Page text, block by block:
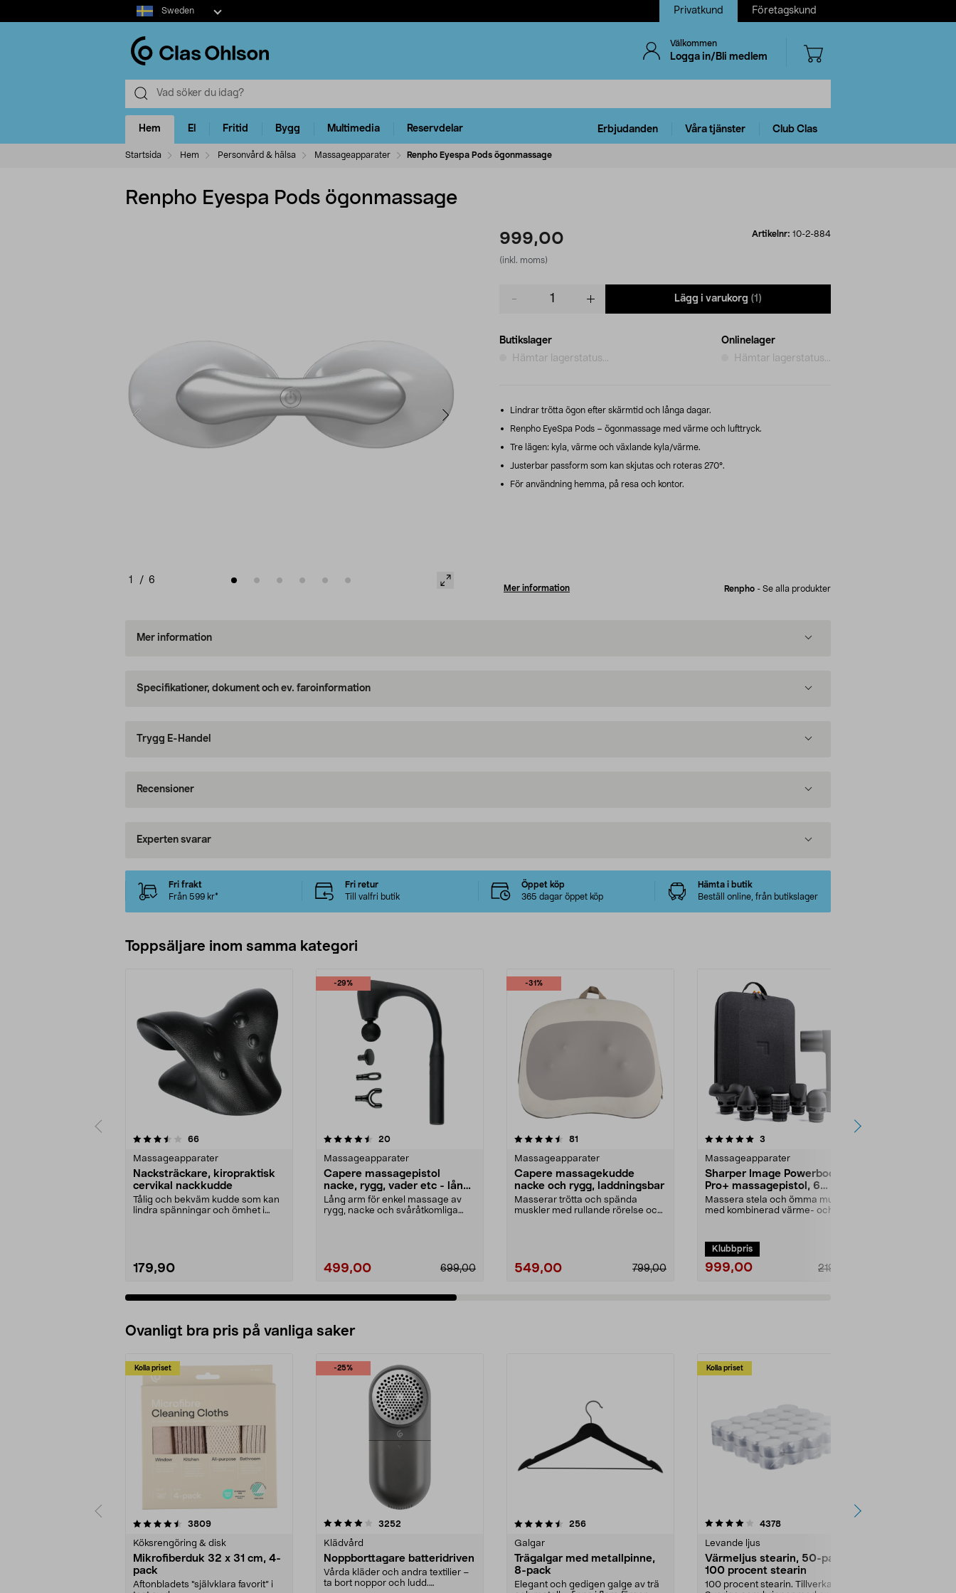
Select
market
Sweden Privatkund Företagskund
Välkommen
Logga in/Bli medlem
Hem El Fritid Bygg Multimedia Reservdelar Erbjudanden Våra tjänster Club Clas
Startsida Hem Personvård & hälsa Massageapparater Renpho Eyespa Pods ögonmassage
Renpho Eyespa Pods ögonmassage
1 / 6
999,00
(inkl. moms)
Artikelnr: 10-2-884
Lägg i varukorg (1)
Butikslager
Hämtar lagerstatus...
Onlinelager
Hämtar lagerstatus...
Lindrar trötta ögon efter skärmtid och långa dagar.
Renpho EyeSpa Pods – ögonmassage med värme och lufttryck.
Tre lägen: kyla, värme och växlande kyla/värme.
Justerbar passform som kan skjutas och roteras 270°.
För användning hemma, på resa och kontor.
Mer information Renpho - Se alla produkter
Mer information
Specifikationer, dokument och ev. faroinformation
Trygg E-Handel
Recensioner
Experten svarar
Fri frakt
Från 599 kr*
Fri retur
Till valfri butik
Öppet köp
365 dagar öppet köp
Hämta i butik
Beställ online, från butikslager
Toppsäljare inom samma kategori
66recensioner
Massageapparater
Nacksträckare, kiropraktisk
cervikal nackkudde
Tålig och bekväm kudde som kan
lindra spänningar och ömhet i
179,90
-29%
4.5 av 5 stjärnor 20recensioner
Massageapparater
Capere massagepistol
nacke, rygg, vader etc - lång
arm
Lång arm för enkel massage av
rygg, nacke och svåråtkomliga
499,00 699,00
-31%
4.5 av 5 stjärnor 81
Massageapparater
Capere massagekudde
nacke och rygg, laddningsbar
Masserar trötta och spända
muskler med rullande rörelse och
549,00 799,00
5.0 av 5 stjärnor 3
Massageapparater
Sharper Image Powerboost
Pro+ massagepistol, 6
munstycken
Massera stela och ömma muskler
med kombinerad värme- och
Klubbpris
999,00 2199,00
4.0 av 5 stjärnor
Ovanligt bra pris på vanliga saker
Kolla priset
3809recensioner
Köksrengöring & disk
Mikrofiberduk 32 x 31 cm, 4-
pack
Aftonbladets "självklara favorit” i
-25%
4.0av 5 stjärnor 3252
Klädvård
Noppborttagare batteridriven
Vårda kläder och andra textilier –
ta bort noppor och ludd.
4.5av 5 stjärnor 256recensioner
Galgar
Trägalgar med metallpinne,
8-pack
Elegant och gedigen galge av trä
Kolla priset
4.0av 5 stjärnor 4378recensioner
Levande ljus
Värmeljus stearin, 50-pack,
100 procent stearin
100 procent stearin. Tillverkade i
4.5av 5 stjärnor